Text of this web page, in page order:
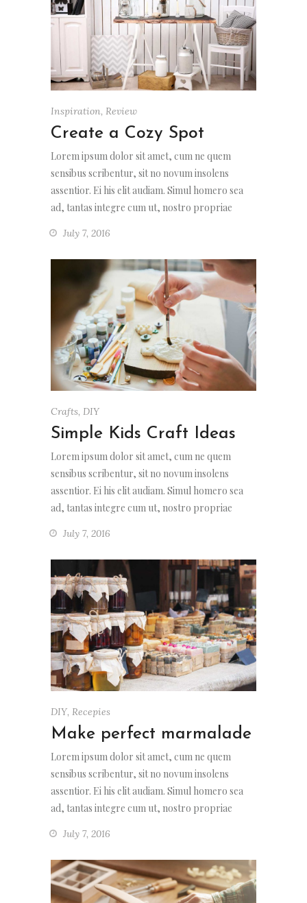
Inspiration, Review
Create a Cozy Spot
Lorem ipsum dolor sit amet, cum ne quem
sensibus scribentur, sit no novum insolens
assentior. Ei his elit audiam. Simul homero sea
ad, tantas integre cum ut, nostro propriae
July 7, 2016
Crafts, DIY
Simple Kids Craft Ideas
Lorem ipsum dolor sit amet, cum ne quem
sensibus scribentur, sit no novum insolens
assentior. Ei his elit audiam. Simul homero sea
ad, tantas integre cum ut, nostro propriae
July 7, 2016
DIY, Recepies
Make perfect marmalade
Lorem ipsum dolor sit amet, cum ne quem
sensibus scribentur, sit no novum insolens
assentior. Ei his elit audiam. Simul homero sea
ad, tantas integre cum ut, nostro propriae
July 7, 2016